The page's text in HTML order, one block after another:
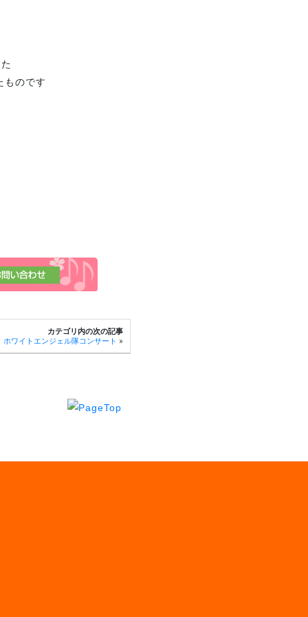
ものです
カテゴリ内の次の記事
ホワイトエンジェル隊コンサート »